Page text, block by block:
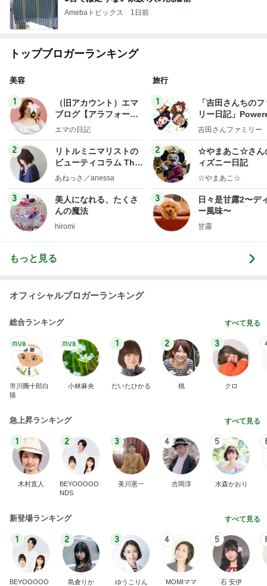
Amebaトピックス 1日前
トップブロガーランキング
美容
1
（旧アカウント）エマ
ブログ【アラフォー会
社売却セカンドライ
エマの日記
2
リトルミニマリストの
ビューティコラム The
little minimalist's bea
あねっさ／anessa
3
美人になれる、たくさ
んの魔法
hiromi
旅行
1
「吉田さんちの
リー日記」
y Ameba 吉田さ
ログ
吉田さんファミリー
2
☆やまあこ☆さん
ィズニー日記
☆やまあこ☆
3
日々是甘露2〜デ
ー風味〜
甘露
もっと見る
オフィシャルブロガーランキング
総合ランキング すべて見る
市川團十郎白
猿
小林麻央
1
だいたひかる
2
桃
3
クロ
急上昇ランキング すべて見る
1
木村直人
2
BEYOOOOO
NDS
3
美川憲一
4
吉岡淳
5
水森かおり
新登場ランキング すべて見る
1
BEYOOOOO
2
島倉りか
3
ゆうこりん
4
MOMIママ
5
石 安伊